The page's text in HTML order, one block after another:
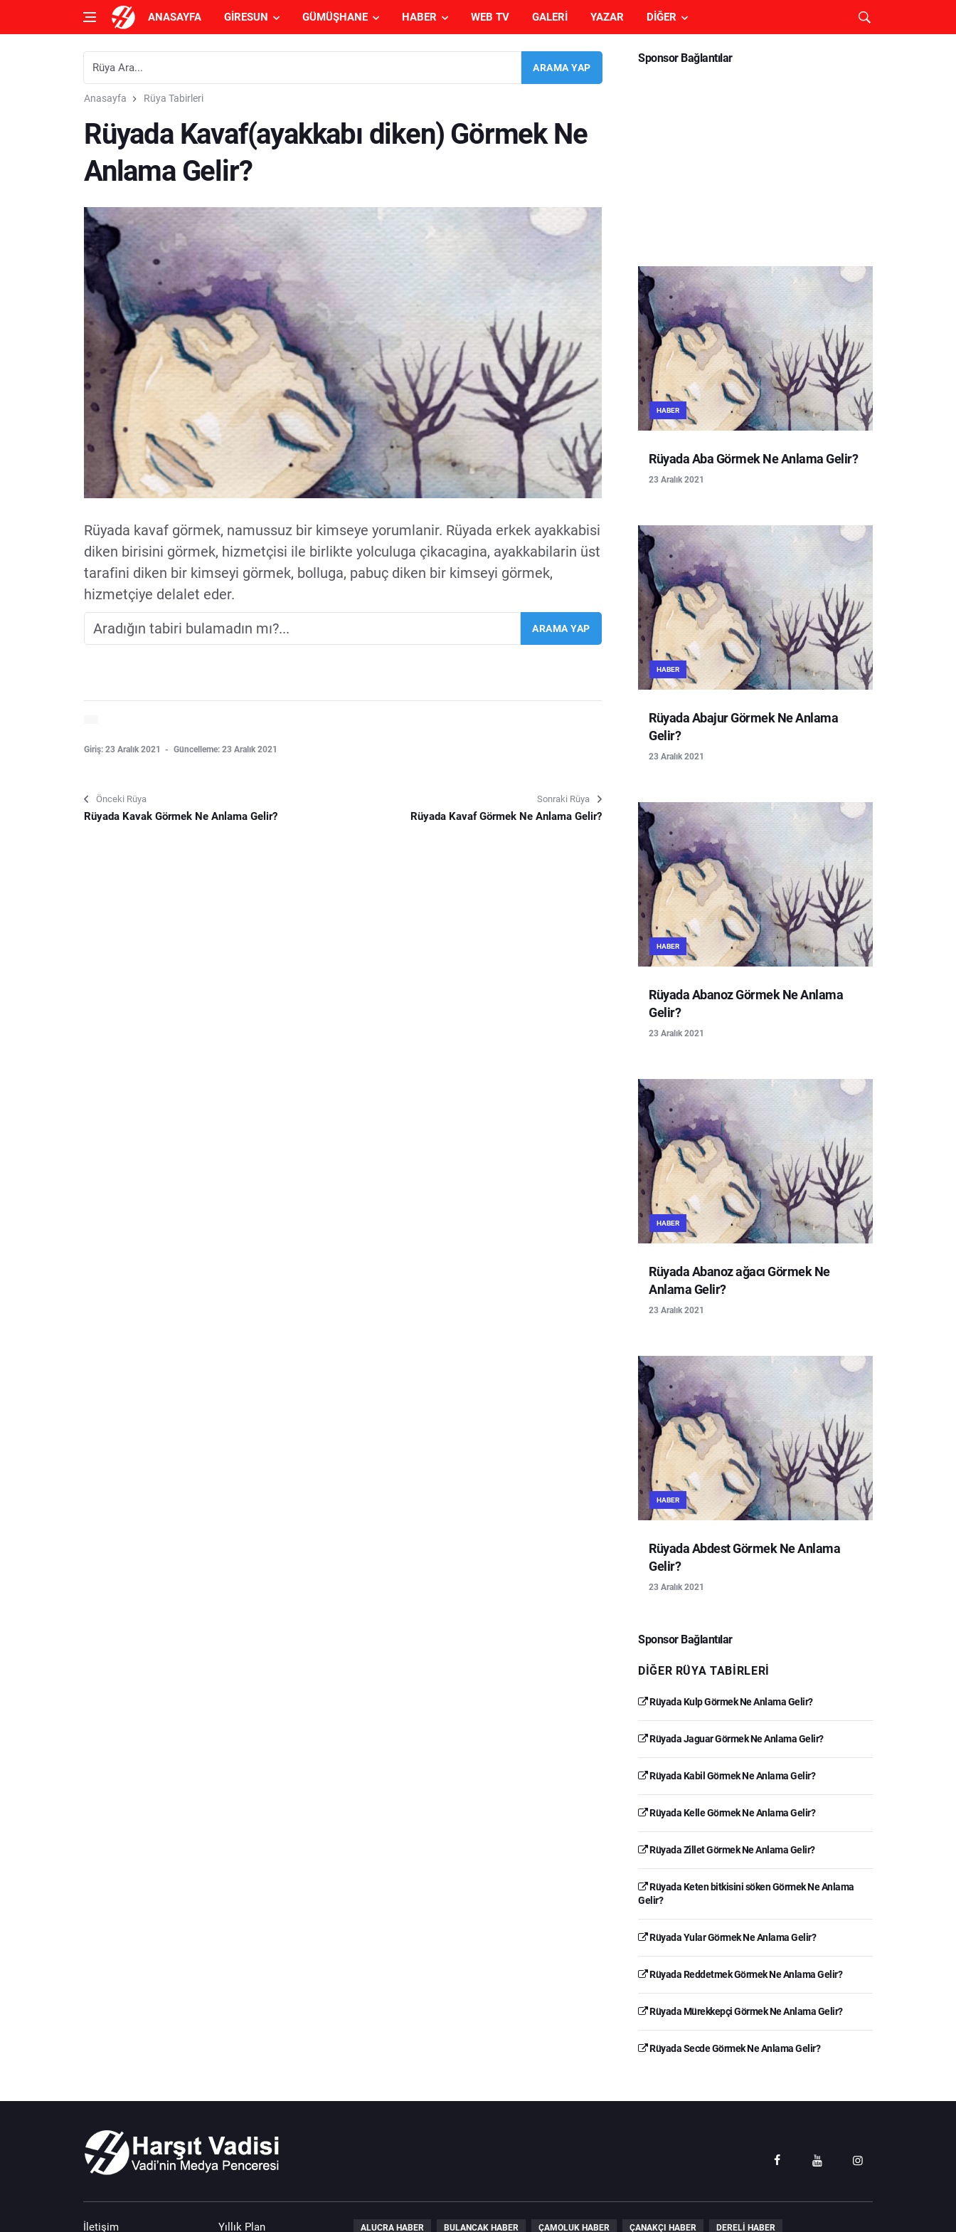
ANASAYFA GIRESUN GÜMÜŞHANE HABER WEB TV GALERI YAZAR DIĞER
Anasayfa Rüya Tabirleri
Rüyada Kavaf(ayakkabı diken) Görmek Ne
Anlama Gelir?
Rüyada kavaf görmek, namussuz bir kimseye yorumlanir. Rüyada erkek ayakkabisi
diken birisini görmek, hizmetçisi ile birlikte yolculuga çikacagina, ayakkabilarin üst
tarafini diken bir kimseyi görmek, bolluga, pabuç diken bir kimseyi görmek,
hizmetçiye delalet eder.
Giriş: 23 Aralık 2021 Güncelleme: 23 Aralık 2021
Önceki Rüya
Rüyada Kavak Görmek Ne Anlama Gelir?
Sonraki Rüya
Rüyada Kavaf Görmek Ne Anlama Gelir?
Sponsor Bağlantılar
HABER
Rüyada Aba Görmek Ne Anlama Gelir?
23 Aralık 2021
HABER
Rüyada Abajur Görmek Ne Anlama
Gelir?
23 Aralık 2021
HABER
Rüyada Abanoz Görmek Ne Anlama
Gelir?
23 Aralık 2021
HABER
Rüyada Abanoz ağacı Görmek Ne
Anlama Gelir?
23 Aralık 2021
HABER
Rüyada Abdest Görmek Ne Anlama
Gelir?
23 Aralık 2021
Sponsor Bağlantılar
DIĞER RÜYA TABIRLERI
Rüyada Kulp Görmek Ne Anlama Gelir?
Rüyada Jaguar Görmek Ne Anlama Gelir?
Rüyada Kabil Görmek Ne Anlama Gelir?
Rüyada Kelle Görmek Ne Anlama Gelir?
Rüyada Zillet Görmek Ne Anlama Gelir?
Rüyada Keten bitkisini söken Görmek Ne Anlama
Gelir?
Rüyada Yular Görmek Ne Anlama Gelir?
Rüyada Reddetmek Görmek Ne Anlama Gelir?
Rüyada Mürekkepçi Görmek Ne Anlama Gelir?
Rüyada Secde Görmek Ne Anlama Gelir?
İletişim Yıllık Plan ALUCRA HABER BULANCAK HABER ÇAMOLUK HABER ÇANAKÇI HABER DERELI HABER